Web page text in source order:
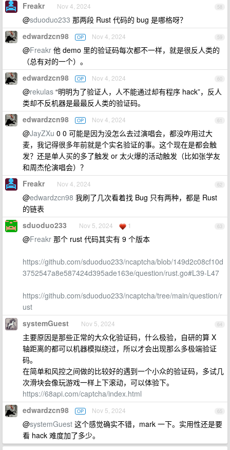
58
Freakr Nov 4, 2024
@sduoduo233 那两段 Rust 代码的 bug 是哪格呀？
59
edwardzcn98 OP Nov 4, 2024
@Freakr 他 demo 里的验证码每次都不一样，就是很反人类的
（总有对的一个）。
60
edwardzcn98 OP Nov 4, 2024
@rekulas “明明为了验证人，人不能通过却有程序 hack”，反人
类却不反机器是最最反人类的验证码。
61
edwardzcn98 OP Nov 4, 2024
@JayZXu 0 0 可能是因为没怎么去过演唱会，都没咋用过大
麦，我记得很多年前就是个实名验证的事。这个现在是都会触
发？还是单人买的多了触发 or 太火爆的活动触发（比如张学友
和周杰伦演唱会）？
62
Freakr Nov 4, 2024
@edwardzcn98 我刷了几次看着找 Bug 只有两种，都是 Rust
的链表
63
sduoduo233 Nov 5, 2024 1
@Freakr 那个 rust 代码其实有 9 个版本
https://github.com/sduoduo233/ncaptcha/blob/149d2c08cf10d
3752547a8e587424d395ade163e/question/rust.go#L39-L47
https://github.com/sduoduo233/ncaptcha/tree/main/question/r
ust
64
systemGuest Nov 5, 2024
主要原因是那些正常的大众化验证码，什么极验，自研的算 X
轴距离的都可以机器模拟绕过，所以才会出现那么多极端验证
码。
在简单和风控之间做的比较好的遇到一个小众的验证码，多试几
次滑块会像玩游戏一样上下滚动，可以体验下。
https://68api.com/captcha/index.html
65
edwardzcn98 OP Nov 5, 2024
@systemGuest 这个感觉确实不错，mark 一下。实用性还是要
看 hack 难度加了多少。